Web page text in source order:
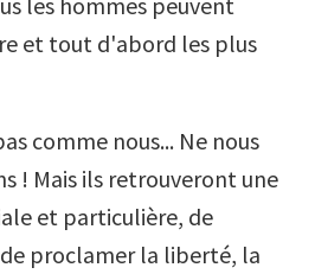
et tout d'abord les plus
comme nous... Ne nous
! Mais ils retrouveront une
et particulière, de
proclamer la liberté, la